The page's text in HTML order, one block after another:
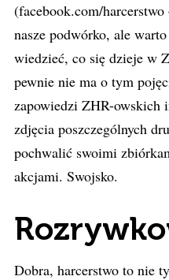
(facebook.com/
nasze podwórko, ale
wiedzieć, co się dzieje w
pewnie nie ma o tym
zapowiedzi ZHR-owskich
zdjęcia poszczególnych
pochwalić swoimi
akcjami. Swojsko.
Dobra, harcerstwo to nie